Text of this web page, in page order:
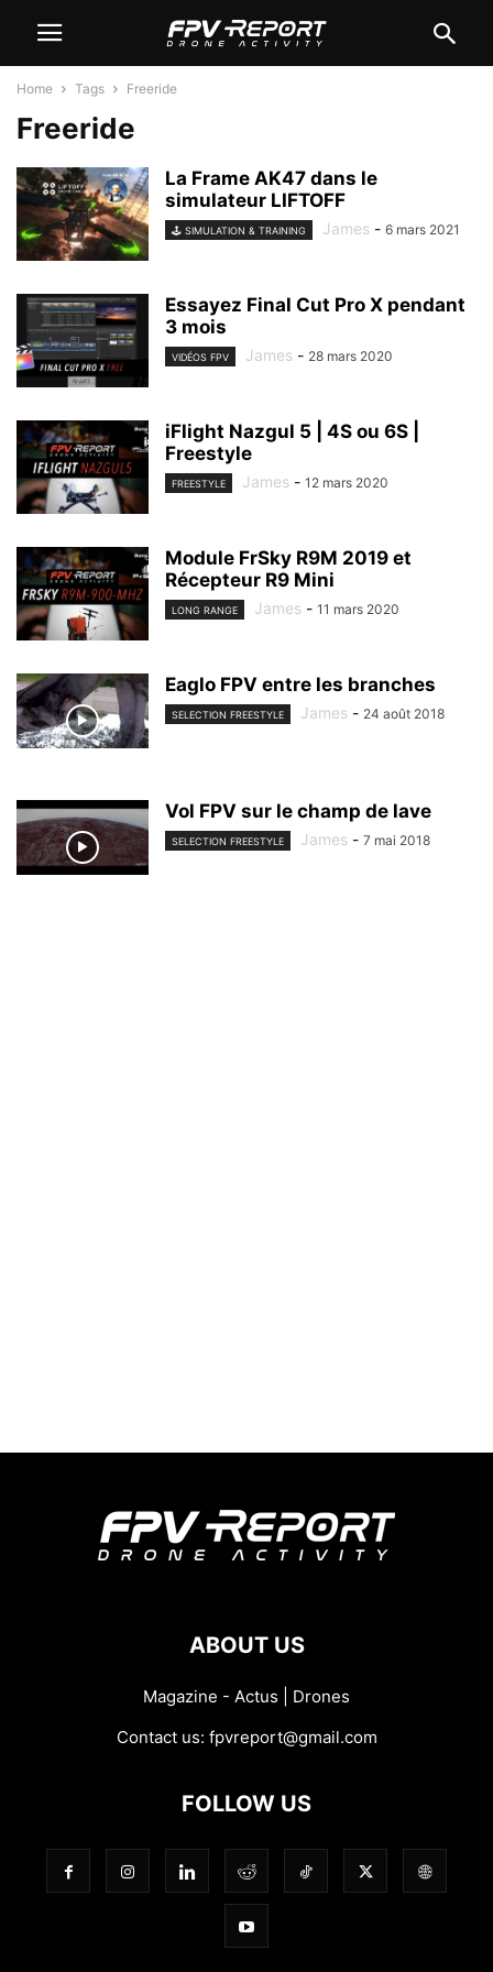
Home Tags Freeride
Freeride
La Frame AK47 dans le
simulateur LIFTOFF
🕹️ SIMULATION & TRAINING James - 6 mars 2021
Essayez Final Cut Pro X pendant
3 mois
VIDÉOS FPV James - 28 mars 2020
iFlight Nazgul 5 | 4S ou 6S |
Freestyle
FREESTYLE James - 12 mars 2020
Module FrSky R9M 2019 et
Récepteur R9 Mini
LONG RANGE James - 11 mars 2020
Eaglo FPV entre les branches
SELECTION FREESTYLE James - 24 août 2018
Vol FPV sur le champ de lave
SELECTION FREESTYLE James - 7 mai 2018
ABOUT US
Magazine - Actus | Drones
Contact us: fpvreport@gmail.com
FOLLOW US